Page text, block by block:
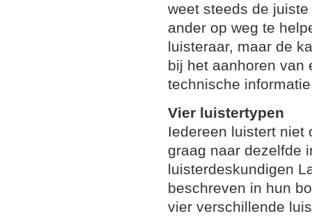
weet steeds de
ander op weg te
luisteraar, maar de
bij het aanhoren van
technische
Vier luistertypen
Iedereen luistert niet
graag naar dezelfde
luisterdeskundigen
beschreven in hun
vier verschillende